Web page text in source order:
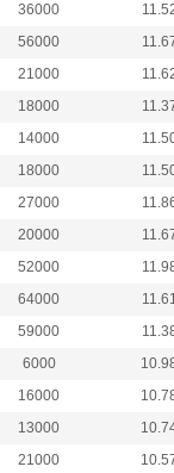
36000
56000
21000
18000
14000
18000
27000
20000
52000
64000
59000
6000
16000
13000
21000